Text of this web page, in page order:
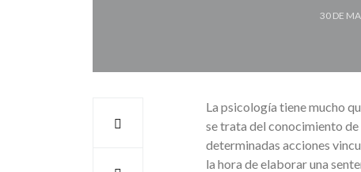
30 DE
La psicología tiene mucho
se trata del conocimiento
determinadas acciones
la hora de elaborar una